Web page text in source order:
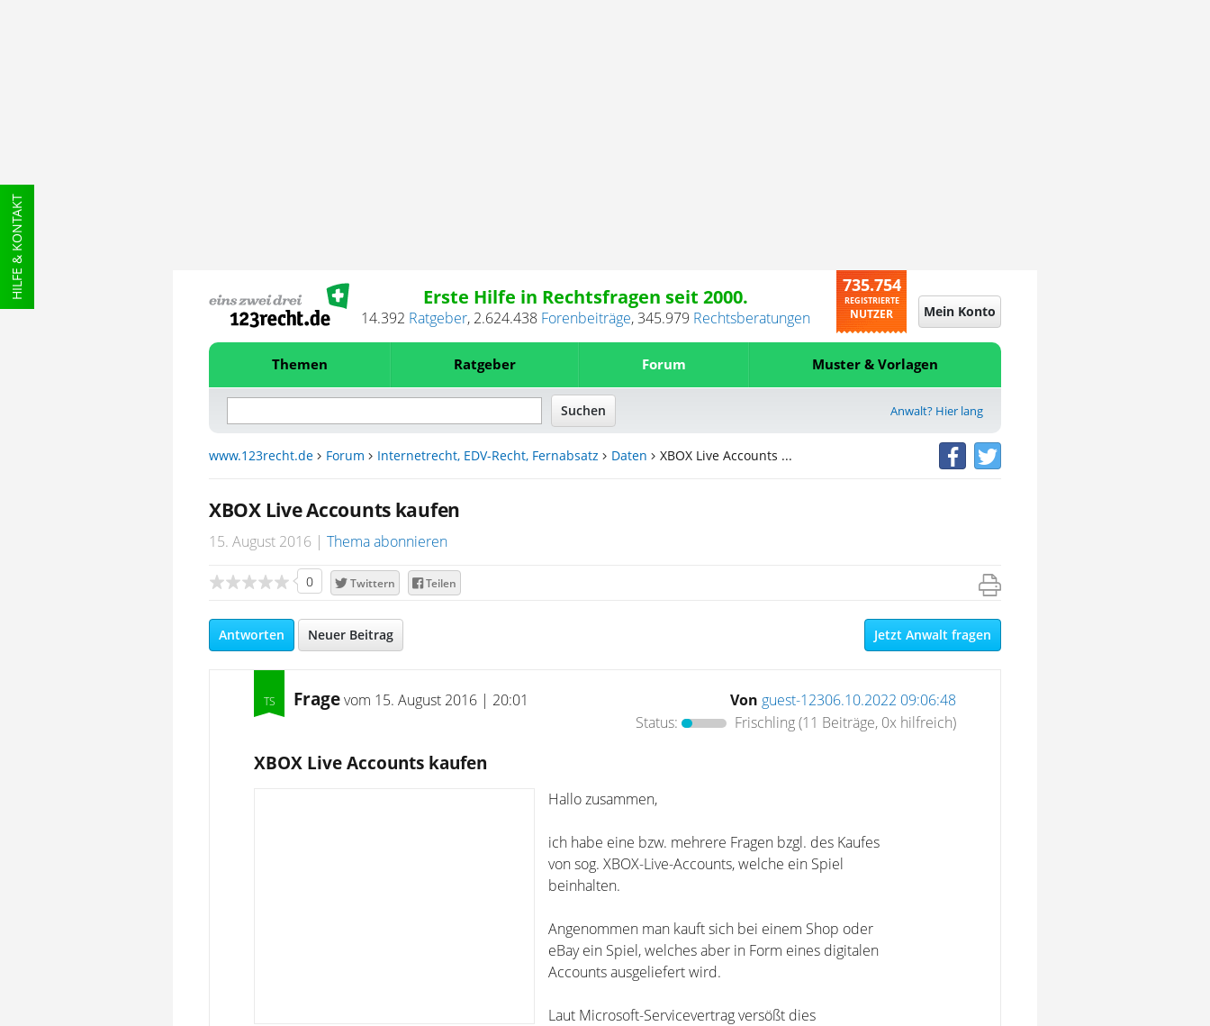
HILFE & KONTAKT Erste Hilfe in Rechtsfragen seit 2000.
14.392 Ratgeber, 2.624.438 Forenbeiträge,345.979 Rechtsberatungen
735.754
REGISTRIERTE
NUTZER Mein Konto
Themen Ratgeber Forum Muster & Vorlagen
Anwalt? Hier lang
www.123recht.de Forum Internetrecht, EDV-Recht, Fernabsatz Daten XBOX Live Accounts ...
XBOX Live Accounts kaufen
15. August 2016 Thema abonnieren
0 Twittern Teilen
Antworten Neuer Beitrag Jetzt Anwalt fragen
Fragevom 15. August 2016 | 20:01 Von guest-12306.10.2022 09:06:48
Status:
Frischling(11 Beiträge, 0x hilfreich)
XBOX Live Accounts kaufen
Hallo zusammen,
ich habe eine bzw. mehrere Fragen bzgl. des Kaufes
von sog. XBOX-Live-Accounts, welche ein Spiel
beinhalten.
Angenommen man kauft sich bei einem Shop oder
eBay ein Spiel, welches aber in Form eines digitalen
Accounts ausgeliefert wird.
Laut Microsoft-Servicevertrag versößt dies